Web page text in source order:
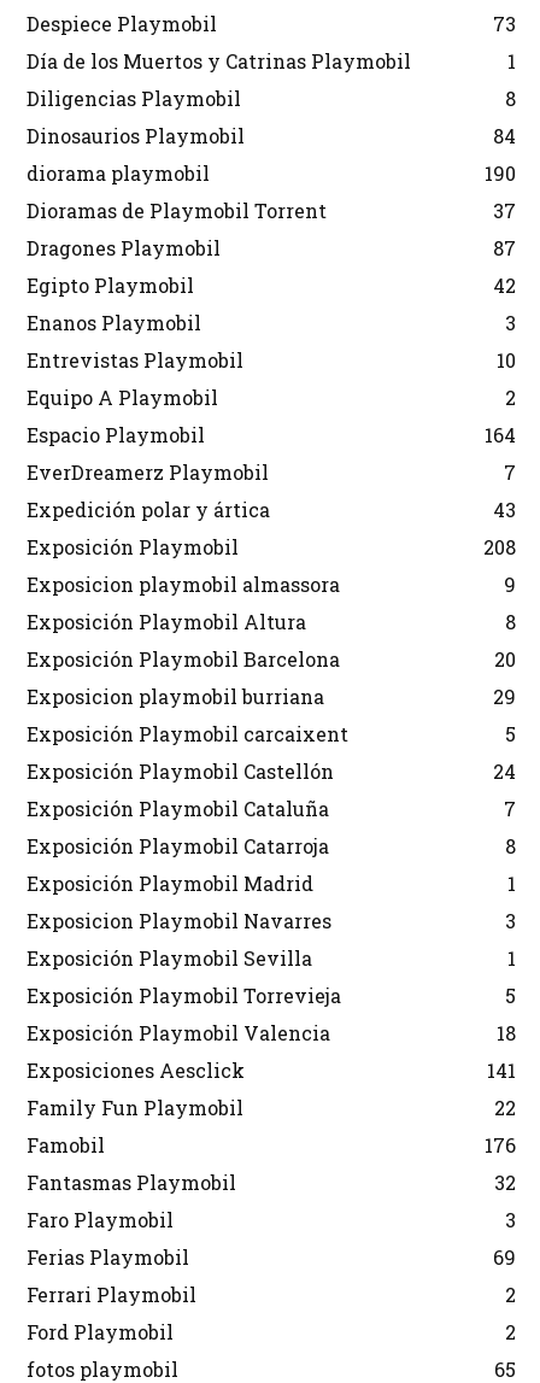
Despiece Playmobil
73
Día de los Muertos y Catrinas Playmobil
1
Diligencias Playmobil
8
Dinosaurios Playmobil
84
diorama playmobil
190
Dioramas de Playmobil Torrent
37
Dragones Playmobil
87
Egipto Playmobil
42
Enanos Playmobil
3
Entrevistas Playmobil
10
Equipo A Playmobil
2
Espacio Playmobil
164
EverDreamerz Playmobil
7
Expedición polar y ártica
43
Exposición Playmobil
208
Exposicion playmobil almassora
9
Exposición Playmobil Altura
8
Exposición Playmobil Barcelona
20
Exposicion playmobil burriana
29
Exposición Playmobil carcaixent
5
Exposición Playmobil Castellón
24
Exposición Playmobil Cataluña
7
Exposición Playmobil Catarroja
8
Exposición Playmobil Madrid
1
Exposicion Playmobil Navarres
3
Exposición Playmobil Sevilla
1
Exposición Playmobil Torrevieja
5
Exposición Playmobil Valencia
18
Exposiciones Aesclick
141
Family Fun Playmobil
22
Famobil
176
Fantasmas Playmobil
32
Faro Playmobil
3
Ferias Playmobil
69
Ferrari Playmobil
2
Ford Playmobil
2
fotos playmobil
65